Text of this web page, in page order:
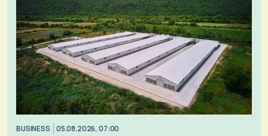
BUSINESS 05.08.2026, 07:00